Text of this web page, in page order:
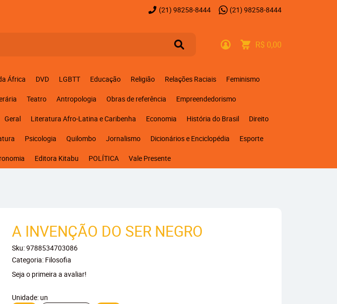
(21) 98258-8444 (21) 98258-8444
R$ 0,00
África DVD LGBTT Educação Religião Relações Raciais Feminismo
Teatro Antropologia Obras de referência Empreendedorismo
Geral Literatura Afro-Latina e Caribenha Economia História do Brasil Direito
Psicologia Quilombo Jornalismo Dicionários e Enciclopédia Esporte
Editora Kitabu POLÍTICA Vale Presente
A INVENÇÃO DO SER NEGRO
Sku:9788534703086
Categoria: Filosofia
Seja o primeira a avaliar!
Unidade: un